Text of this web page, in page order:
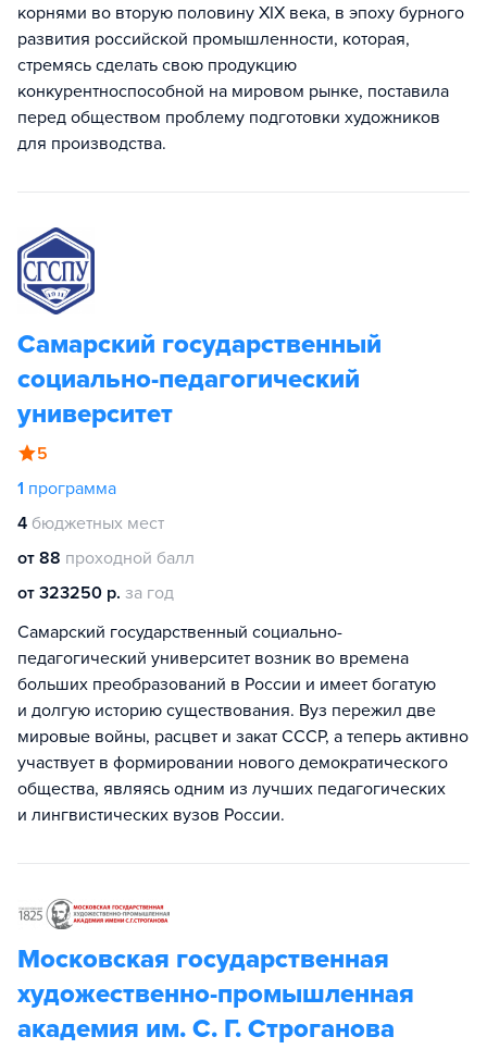
корнями во вторую половину XIX века, в эпоху бурного
развития российской промышленности, которая,
стремясь сделать свою продукцию
конкурентноспособной на мировом рынке, поставила
перед обществом проблему подготовки художников
для производства.
Самарский государственный
социально-педагогический
университет
5
1 программа
4 бюджетных мест
от 88 проходной балл
от 323250 р. за год
Самарский государственный социально-
педагогический университет возник во времена
больших преобразований в России и имеет богатую
и долгую историю существования. Вуз пережил две
мировые войны, расцвет и закат СССР, а теперь активно
участвует в формировании нового демократического
общества, являясь одним из лучших педагогических
и лингвистических вузов России.
Московская государственная
художественно-промышленная
академия им. С. Г. Строганова